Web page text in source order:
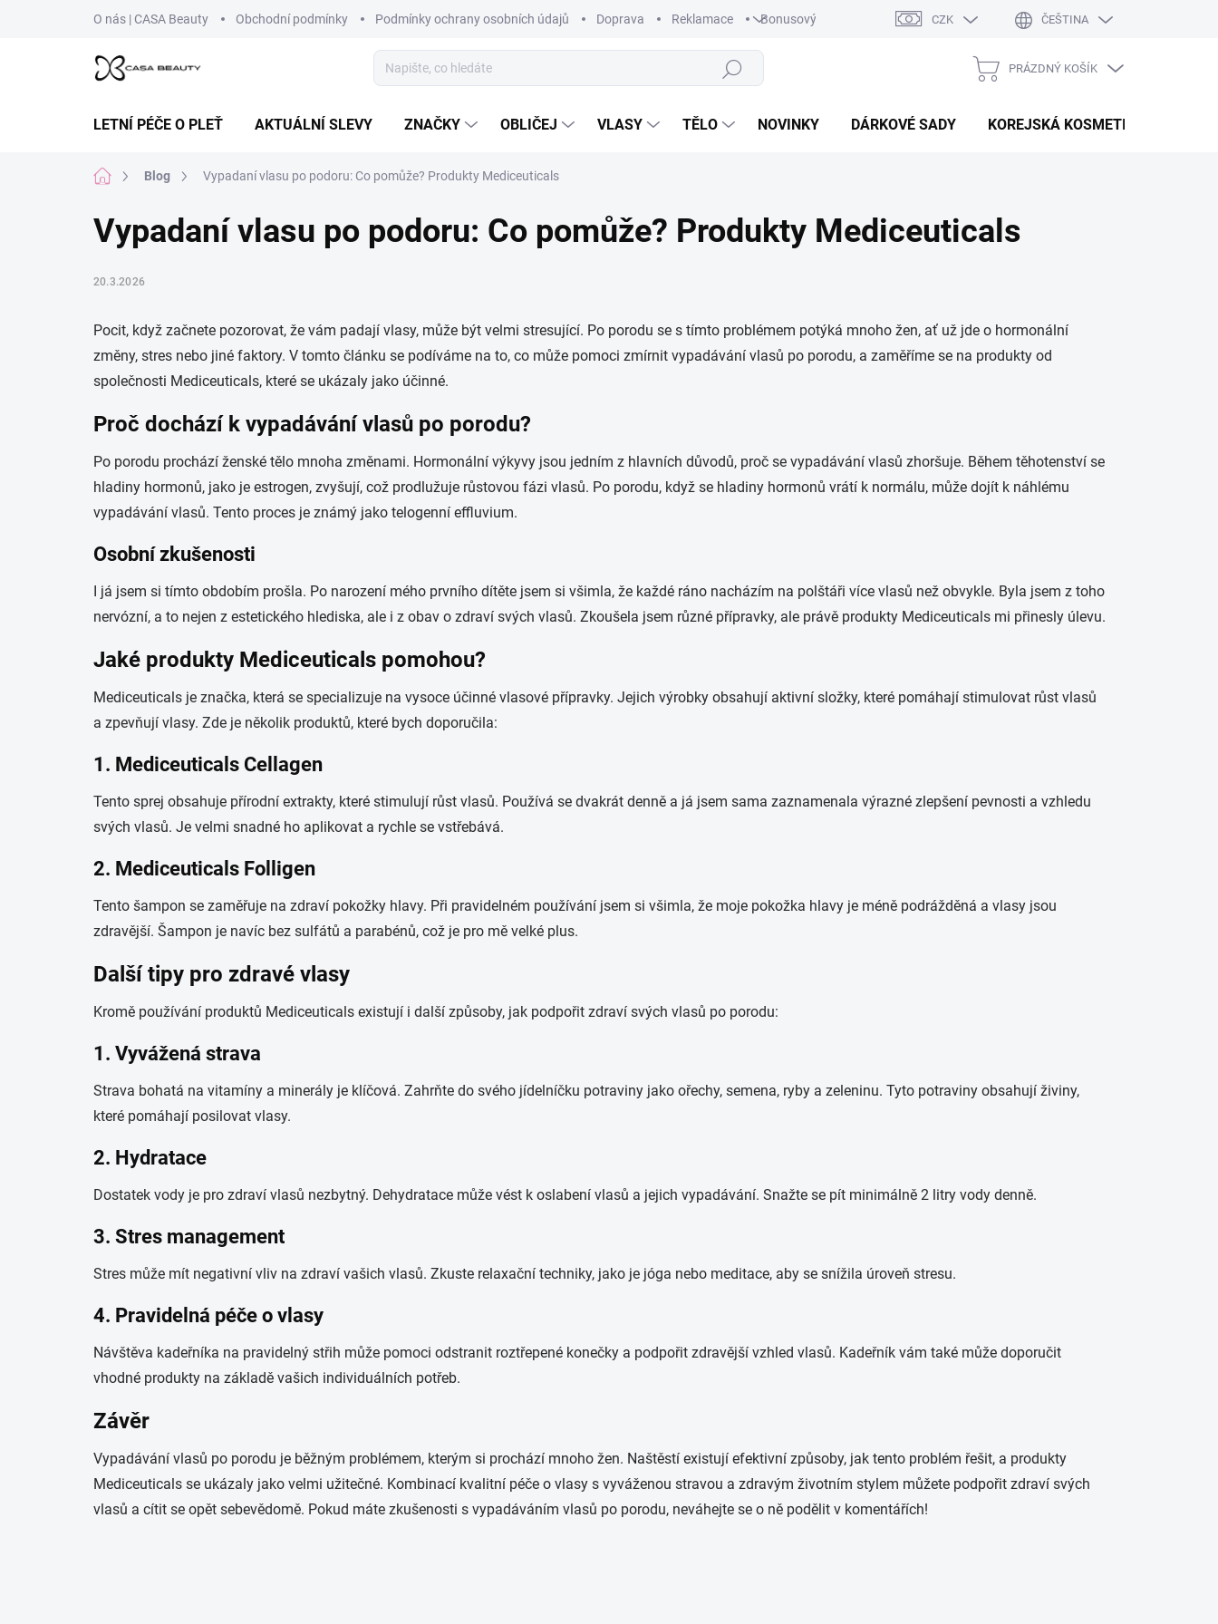
O nás | CASA Beauty Obchodní podmínky Podmínky ochrany osobních údajů Doprava Reklamace Bonusový system Hodnocení obchodu
CZK ČEŠTINA
Hledat
KOŠÍK
PRÁZDNÝ KOŠÍK
LETNÍ PÉČE O PLEŤ AKTUÁLNÍ SLEVY ZNAČKY OBLIČEJ VLASY TĚLO NOVINKY DÁRKOVÉ SADY KOREJSKÁ KOSMETIKA
Domů Blog Vypadaní vlasu po podoru: Co pomůže? Produkty Mediceuticals
Vypadaní vlasu po podoru: Co pomůže? Produkty Mediceuticals
20.3.2026
Pocit, když začnete pozorovat, že vám padají vlasy, může být velmi stresující. Po porodu se s tímto problémem potýká mnoho žen, ať už jde o hormonální
změny, stres nebo jiné faktory. V tomto článku se podíváme na to, co může pomoci zmírnit vypadávání vlasů po porodu, a zaměříme se na produkty od
společnosti Mediceuticals, které se ukázaly jako účinné.
Proč dochází k vypadávání vlasů po porodu?
Po porodu prochází ženské tělo mnoha změnami. Hormonální výkyvy jsou jedním z hlavních důvodů, proč se vypadávání vlasů zhoršuje. Během těhotenství se
hladiny hormonů, jako je estrogen, zvyšují, což prodlužuje růstovou fázi vlasů. Po porodu, když se hladiny hormonů vrátí k normálu, může dojít k náhlému
vypadávání vlasů. Tento proces je známý jako telogenní effluvium.
Osobní zkušenosti
I já jsem si tímto obdobím prošla. Po narození mého prvního dítěte jsem si všimla, že každé ráno nacházím na polštáři více vlasů než obvykle. Byla jsem z toho
nervózní, a to nejen z estetického hlediska, ale i z obav o zdraví svých vlasů. Zkoušela jsem různé přípravky, ale právě produkty Mediceuticals mi přinesly úlevu.
Jaké produkty Mediceuticals pomohou?
Mediceuticals je značka, která se specializuje na vysoce účinné vlasové přípravky. Jejich výrobky obsahují aktivní složky, které pomáhají stimulovat růst vlasů
a zpevňují vlasy. Zde je několik produktů, které bych doporučila:
1. Mediceuticals Cellagen
Tento sprej obsahuje přírodní extrakty, které stimulují růst vlasů. Používá se dvakrát denně a já jsem sama zaznamenala výrazné zlepšení pevnosti a vzhledu
svých vlasů. Je velmi snadné ho aplikovat a rychle se vstřebává.
2. Mediceuticals Folligen
Tento šampon se zaměřuje na zdraví pokožky hlavy. Při pravidelném používání jsem si všimla, že moje pokožka hlavy je méně podrážděná a vlasy jsou
zdravější. Šampon je navíc bez sulfátů a parabénů, což je pro mě velké plus.
Další tipy pro zdravé vlasy
Kromě používání produktů Mediceuticals existují i další způsoby, jak podpořit zdraví svých vlasů po porodu:
1. Vyvážená strava
Strava bohatá na vitamíny a minerály je klíčová. Zahrňte do svého jídelníčku potraviny jako ořechy, semena, ryby a zeleninu. Tyto potraviny obsahují živiny,
které pomáhají posilovat vlasy.
2. Hydratace
Dostatek vody je pro zdraví vlasů nezbytný. Dehydratace může vést k oslabení vlasů a jejich vypadávání. Snažte se pít minimálně 2 litry vody denně.
3. Stres management
Stres může mít negativní vliv na zdraví vašich vlasů. Zkuste relaxační techniky, jako je jóga nebo meditace, aby se snížila úroveň stresu.
4. Pravidelná péče o vlasy
Návštěva kadeřníka na pravidelný střih může pomoci odstranit roztřepené konečky a podpořit zdravější vzhled vlasů. Kadeřník vám také může doporučit
vhodné produkty na základě vašich individuálních potřeb.
Závěr
Vypadávání vlasů po porodu je běžným problémem, kterým si prochází mnoho žen. Naštěstí existují efektivní způsoby, jak tento problém řešit, a produkty
Mediceuticals se ukázaly jako velmi užitečné. Kombinací kvalitní péče o vlasy s vyváženou stravou a zdravým životním stylem můžete podpořit zdraví svých
vlasů a cítit se opět sebevědomě. Pokud máte zkušenosti s vypadáváním vlasů po porodu, neváhejte se o ně podělit v komentářích!